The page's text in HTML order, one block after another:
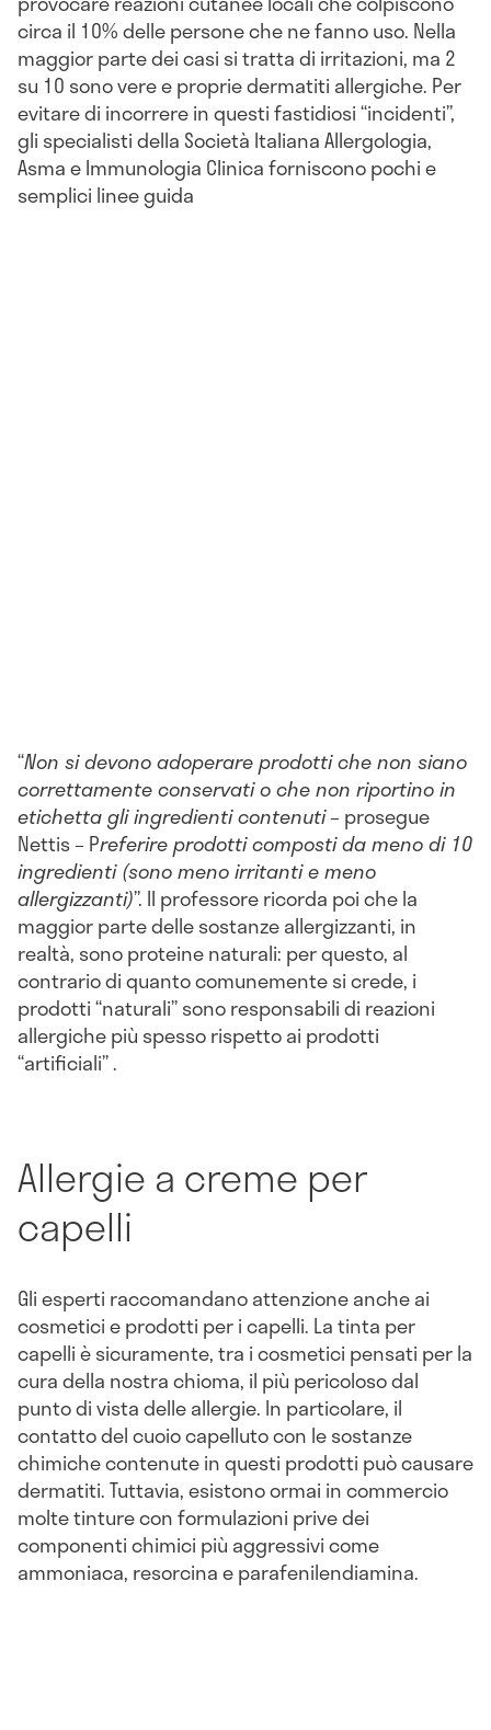
circa il 10% delle persone che ne fanno uso. Nella
maggior parte dei casi si tratta di irritazioni, ma 2
su 10 sono vere e proprie dermatiti allergiche. Per
evitare di incorrere in questi fastidiosi “incidenti”,
gli specialisti della Società Italiana Allergologia,
Asma e Immunologia Clinica forniscono pochi e
semplici linee guida
“Non si devono adoperare prodotti che non siano
correttamente conservati o che non riportino in
etichetta gli ingredienti contenuti– prosegue
Nettis – Preferire prodotti composti da meno di 10
ingredienti (sono meno irritanti e meno
allergizzanti)”. Il professore ricorda poi che la
maggior parte delle sostanze allergizzanti, in
realtà, sono proteine naturali: per questo, al
contrario di quanto comunemente si crede, i
prodotti “naturali” sono responsabili di reazioni
allergiche più spesso rispetto ai prodotti
“artificiali” .
Allergie a creme per
capelli
Gli esperti raccomandano attenzione anche ai
cosmetici e prodotti per i capelli. La tinta per
capelli è sicuramente, tra i cosmetici pensati per la
cura della nostra chioma, il più pericoloso dal
punto di vista delle allergie. In particolare, il
contatto del cuoio capelluto con le sostanze
chimiche contenute in questi prodotti può causare
dermatiti. Tuttavia, esistono ormai in commercio
molte tinture con formulazioni prive dei
componenti chimici più aggressivi come
ammoniaca, resorcina e parafenilendiamina.